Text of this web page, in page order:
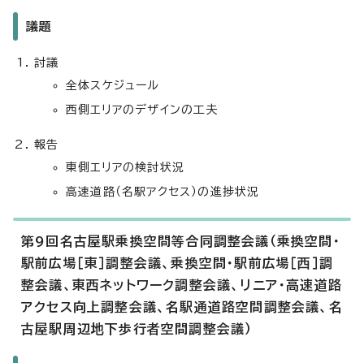
議題
討議
全体スケジュール
西側エリアのデザインの工夫
報告
東側エリアの検討状況
高速道路（名駅アクセス）の進捗状況
第9回名古屋駅乗換空間等合同調整会議（乗換空間・
駅前広場［東］調整会議、乗換空間・駅前広場［西］調
整会議、東西ネットワーク調整会議、リニア・高速道路
アクセス向上調整会議、名駅通道路空間調整会議、名
古屋駅周辺地下歩行者空間調整会議）